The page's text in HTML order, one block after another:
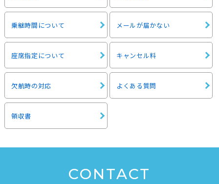
乗継時間について メールが届かない
座席指定について キャンセル料
欠航時の対応 よくある質問
領収書
CONTACT